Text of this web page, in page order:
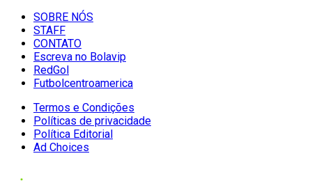
SOBRE NÓS
STAFF
CONTATO
Escreva no Bolavip
RedGol
Futbolcentroamerica
Termos e Condições
Políticas de privacidade
Política Editorial
Ad Choices